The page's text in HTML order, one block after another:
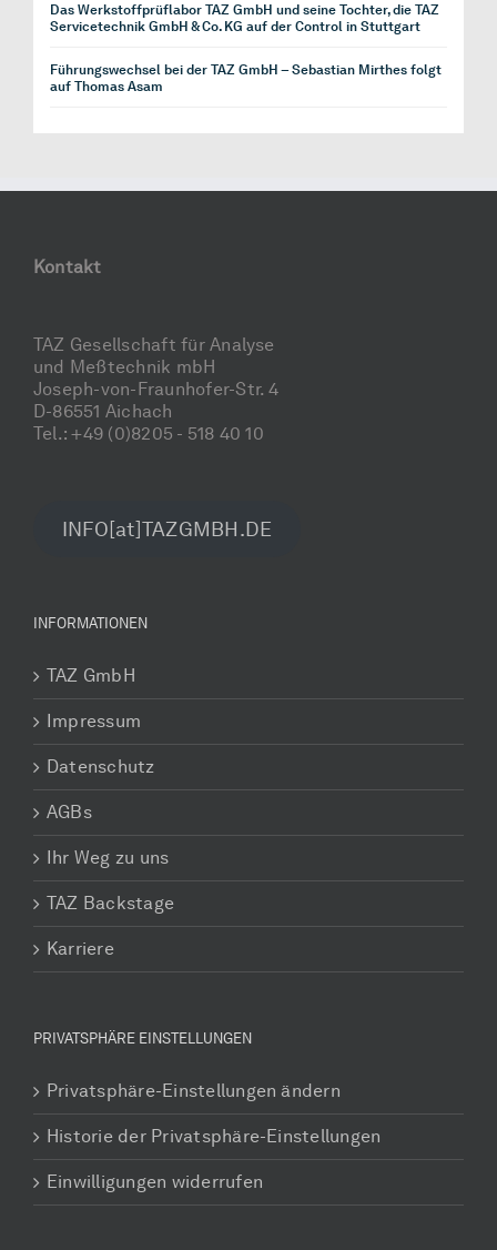
Das Werkstoffprüflabor TAZ GmbH und seine Tochter, die TAZ
Servicetechnik GmbH & Co. KG auf der Control in Stuttgart
Führungswechsel bei der TAZ GmbH – Sebastian Mirthes folgt
auf Thomas Asam
Kontakt
TAZ Gesellschaft für Analyse
und Meßtechnik mbH
Joseph-von-Fraunhofer-Str. 4
D-86551 Aichach
Tel.: +49 (0)8205 - 518 40 10
INFO[at]TAZGMBH.DE
INFORMATIONEN
TAZ GmbH
Impressum
Datenschutz
AGBs
Ihr Weg zu uns
TAZ Backstage
Karriere
PRIVATSPHÄRE EINSTELLUNGEN
Privatsphäre-Einstellungen ändern
Historie der Privatsphäre-Einstellungen
Einwilligungen widerrufen